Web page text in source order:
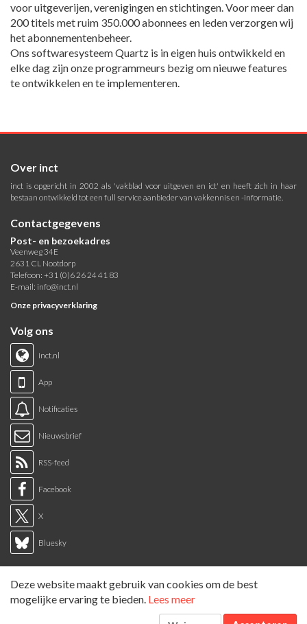
voor uitgeverijen, verenigingen en stichtingen. Voor meer dan
200 titels met ruim 350.000 abonnees en leden verzorgen wij
het abonnementenbeheer.
Ons softwaresysteem Quartz is in eigen huis ontwikkeld en
elke dag zijn onze programmeurs bezig om nieuwe features
te ontwikkelen en te implementeren.
Over inct
inct is opgericht in 2002 als 'vakblad voor uitgeven en ict' en heeft zich in haar
bestaan ontwikkeld tot een full service aanbieder van vakkennis en -informatie.
Contactgegevens
Post- en bezoekadres
Veenweg 34E
2631 CL Nootdorp
Telefoon: +31 (0)6 26 24 41 83
E-mail: info@inct.nl
Onze privacyverklaring
Volg ons
inct.nl
App
Notificaties
Nieuwsbrief
RSS-feed
Facebook
X
Bluesky
Sitemap
Tags overzicht
Deze website maakt gebruik van cookies om de best
mogelijke ervaring te bieden. Lees meer